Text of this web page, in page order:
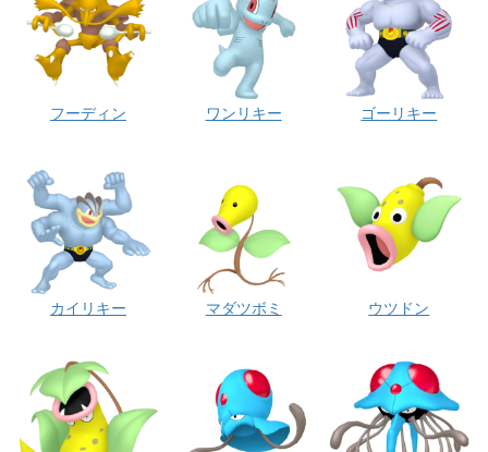
フーディン ワンリキー ゴーリキー
カイリキー マダツボミ ウツドン